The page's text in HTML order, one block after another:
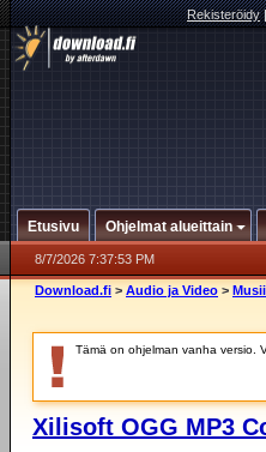
Rekisteröidy
Etusivu Ohjelmat alueittain
8/7/2026 7:37:53 PM
Download.fi > Audio ja Video >
Tämä on ohjelman vanha versio.
Xilisoft OGG MP3